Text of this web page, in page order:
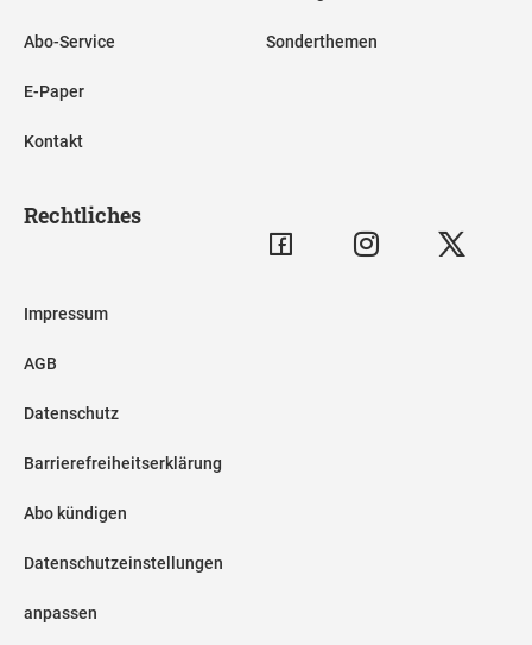
Abo-Service
E-Paper
Kontakt
Sonderthemen
Rechtliches
Impressum
AGB
Datenschutz
Barrierefreiheitserklärung
Abo kündigen
Datenschutzeinstellungen
anpassen